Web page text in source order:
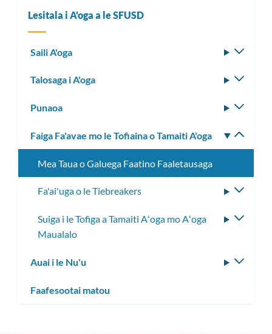
Lesitala i A'oga a le SFUSD
Saili A'oga
Talosaga i A'oga
Punaoa
laiti
Faiga Fa'avae mo le Tofiaina o Tamaiti A'oga
le
laiti
Mea Taua o Galuega Faatino Faaletausaga
Fa'ai'uga o le Tiebreakers
Suiga i le Tofiga a Tamaiti Aʻoga mo Aʻoga
Maualalo
Auai i le Nu'u
Faafesootai matou